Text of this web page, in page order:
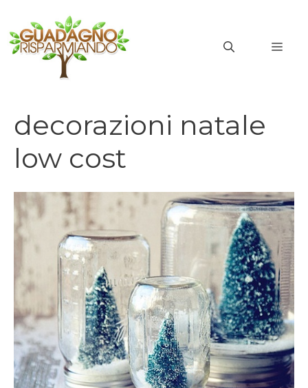
contenuto
decorazioni natale
low cost
decorazioni natale low cost